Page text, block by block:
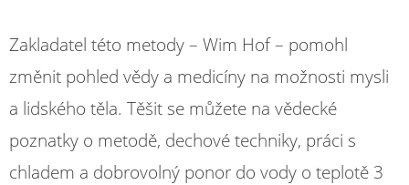
Zakladatel této metody – Wim Hof – pomohl
změnit pohled vědy a medicíny na možnosti mysli
a lidského těla. Těšit se můžete na vědecké
poznatky o metodě, dechové techniky, práci s
chladem a dobrovolný ponor do vody o teplotě 3